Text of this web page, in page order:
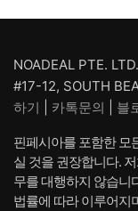
NOADEAL PTE.
#17-12, SOUTH
하기
카톡문의 블
핀페시아를 포함한 모
실 것을 권장합니다.
무를 대행하지 않습니
법률에 따라 이루어지